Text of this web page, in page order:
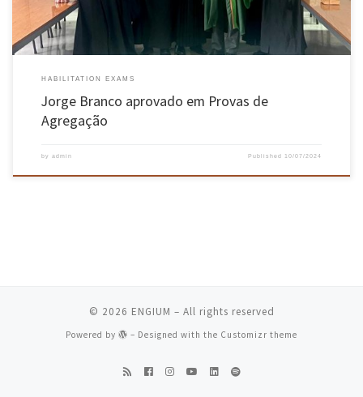
HABILITATION EXAMS
Jorge Branco aprovado em Provas de
Agregação
by admin Published 10/07/2024
© 2026 ENGIUM – All rights reserved
Powered by – Designed with the Customizr theme